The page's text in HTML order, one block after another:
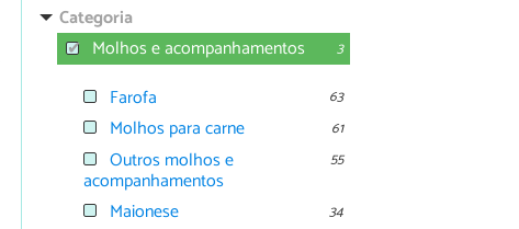
Categoria
Molhos e acompanhamentos
3
Farofa 63
Molhos para carne 61
Outros molhos e
acompanhamentos
55
Maionese 34